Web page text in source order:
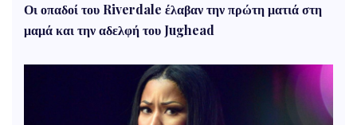
Οι οπαδοί του Riverdale έλαβαν την πρώτη ματιά στη
μαμά και την αδελφή του Jughead